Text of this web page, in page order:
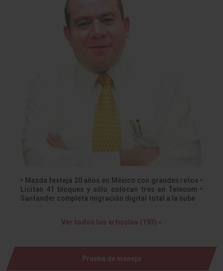
• Mazda festeja 20 años en México con grandes retos •
Licitan 41 bloques y sólo colocan tres en Telecom •
Santander completa migración digital total a la nube
Ver todos los artículos (193) »
Prueba de manejo